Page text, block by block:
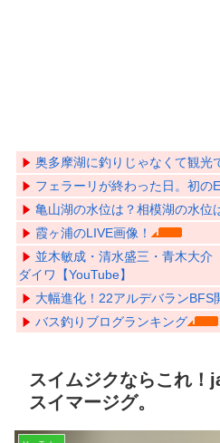
奥多摩湖に釣りじゃなくて観光
フェラーリが終わった日。初の
亀山湖の水位は？相模湖の水位
霞ヶ浦のLIVE画像！
並木敏成・清水盛三・青木大
ダイワ【YouTube】
大幅進化！22アルデバランBFS
バス釣りブログランキング
スイムジクならこれ
スイマージグ。